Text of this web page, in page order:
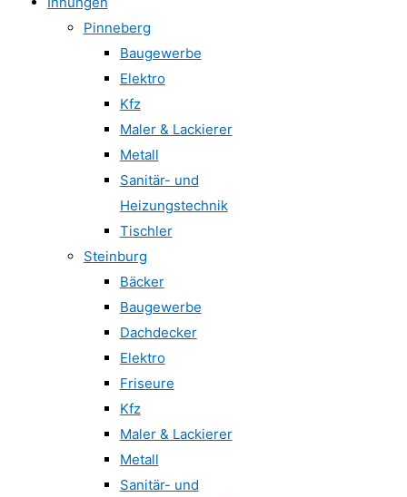
Pinneberg
Baugewerbe
Elektro
Kfz
Maler & Lackierer
Metall
Sanitär- und
Heizungstechnik
Tischler
Steinburg
Bäcker
Baugewerbe
Dachdecker
Elektro
Friseure
Kfz
Maler & Lackierer
Metall
Sanitär- und